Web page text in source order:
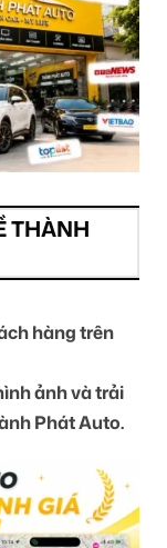
THÀNH
hàng trên
ảnh và trải
Phát Auto.